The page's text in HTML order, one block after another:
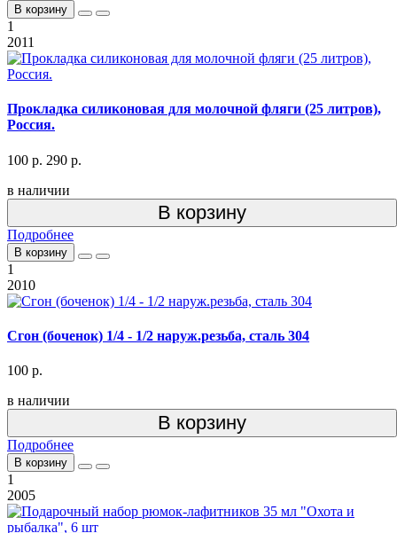
В корзину
1
2011
Прокладка силиконовая для молочной фляги (25 литров),
Россия.
100 р. 290 р.
в наличии
В корзину
Подробнее
В корзину
1
2010
Сгон (боченок) 1/4 - 1/2 наруж.резьба, сталь 304
100 р.
в наличии
В корзину
Подробнее
В корзину
1
2005